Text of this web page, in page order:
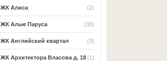
(2)
ЖК Алиса
(30)
ЖК Алые Паруса
(3)
ЖК Английский квартал
(1)
ЖК Архитектора Власова д. 18